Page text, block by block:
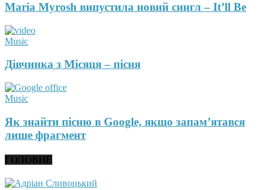
Maria Myrosh випустила новий сингл – It’ll Be
Music
Дівчинка з Місяця – пісня
Music
Як знайти пісню в Google, якщо запам’ятався
лише фрагмент
ГОЛОВНЕ